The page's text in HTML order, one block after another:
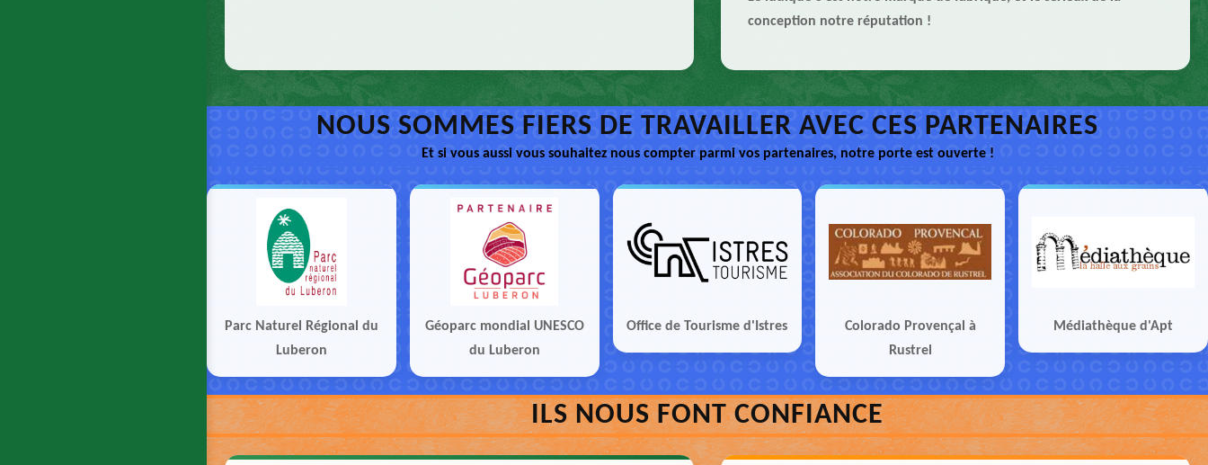
conception notre réputation !
NOUS SOMMES FIERS DE TRAVAILLER AVEC CES PARTENAIRES
Et si vous aussi vous souhaitez nous compter parmi vos partenaires, notre porte est ouverte !
Parc Naturel Régional du
Luberon
Géoparc mondial UNESCO
du Luberon
Office de Tourisme d'Istres
Colorado Provençal à
Rustrel
Médiathèque d'Apt
ILS NOUS FONT CONFIANCE